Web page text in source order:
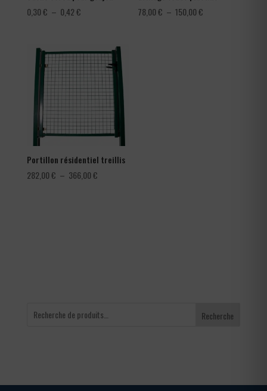
0,30€ – 0,42€Plage
0,30 €
à
78,00€ – 150,00€
Portillon résidentiel treillis
282,00€ – 366,00€Plage
Recherche